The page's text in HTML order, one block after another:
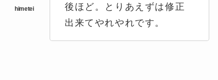
後ほど。とりあえずは修正
出来てやれやれです。